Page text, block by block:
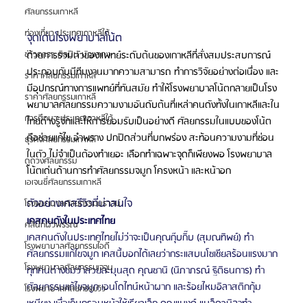
ศัลยกรรมเกาหลี
ท่องเที่ยว ประเทศเกาหลีใต้
ข่าวดารา ศิลปิน นักแสดง
ราคาศัลยกรรมเกาหลี
ราคาศัลยกรรมเกาหลี
การศึกษา ประเทศเกาหลีใต้
ธุรกิจศัลยกรรมเกาหลี
ดูดวงศัลยกรรม
เอเจนซี่ศัลยกรรมเกาหลี
โรงพยาบาลศัลยกรรมบราวน์
คลินิกผิวพรรณ
โรงพยาบาลศัลยกรรมไอดี
โรงพยาบาลศัลยกรรมเจจุน
โรงพยาบาลศัลยกรรมวิว
จุดเด่นโรงพยาบาลโน้ต
ด้วยการรวมตัวของแพทย์ระดับต้นของเกาหลีที่สั่งสมประสบการณ์
ประกอบกับมีทีมงานมากความสามารถ ทำการวิจัยอย่างต่อเนื่อง และ
มีอุปกรณ์ทางการแพทย์ที่ทันสมัย ทำให้โรงพยาบาลโน้ตกลายเป็นโรง
พยาบาลศัลยกรรมความงามอันดับต้นที่เหล่าคนดังทั้งในเกาหลีและใน
ไทยต่างรู้จักและให้การยอมรับเป็นอย่างดี ศัลยกรรมในแบบของโน้ต
คือช่วยแก้ไข อำพราง ปกปิดส่วนที่บกพร่อง สะท้อนความงามที่ซ่อน
ในตัว ไม่จำเป็นต้องทำเยอะ เลือกทำเฉพาะจุดก็เพียงพอ โรงพยาบาล
โน้ตเด่นด้านการทำศัลยกรรมจมูก โครงหน้า และหน้าอก
ตัวอย่างเคสรีวิวที่น่าสนใจ
เคสคนดังในประเทศไทย
เคสคนดังในประเทศไทยไม่ว่าจะเป็นคุณกุ๊บกิ๊บ (สุมณทิพย์) ทำ
ศัลยกรรมแก้ไขจมูก เคสนี้บอกได้เลยว่ากระแสบนโซเชียลร้อนแรงมาก
ทุกคนต่างชมว่าสวยละมุนสุด คุณซานิ (นิภาภรณ์ ฐิติธนการ) ทำ
ศัลยกรรมแก้ไขจมูก เอนโดไทน์หน้าผาก และร้อยไหมอิลาสติกกุ้ม